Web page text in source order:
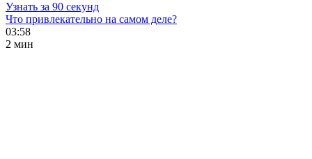
Узнать за 90 секунд
Что привлекательно на самом деле?
03:58
2 мин